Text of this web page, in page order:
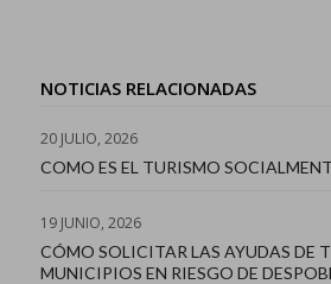
NOTICIAS RELACIONADAS
20 JULIO, 2026
COMO ES EL TURISMO
19 JUNIO, 2026
CÓMO SOLICITAR LAS AYUDAS DE
MUNICIPIOS EN RIESGO DE